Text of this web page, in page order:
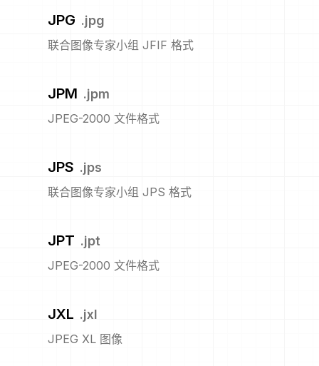
JPG .jpg
联合图像专家小组 JFIF 格式
JPM .jpm
JPEG-2000 文件格式
JPS .jps
联合图像专家小组 JPS 格式
JPT .jpt
JPEG-2000 文件格式
JXL .jxl
JPEG XL 图像